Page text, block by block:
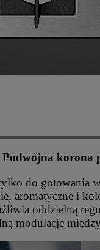
Podwójna korona
do gotowania
aromatyczne i
oddzielną
modulację